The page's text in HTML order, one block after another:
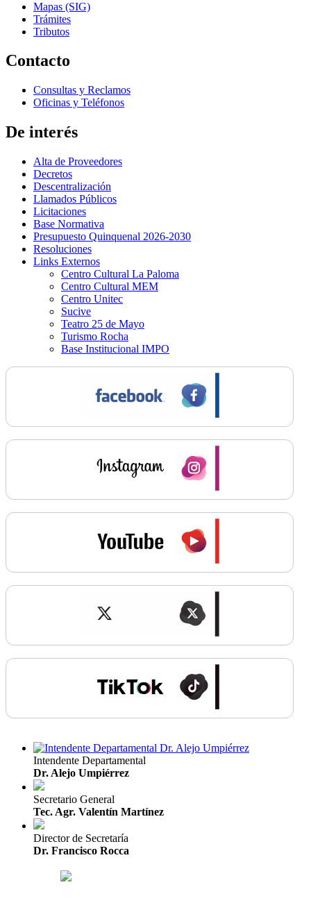
Mapas (SIG)
Trámites
Tributos
Contacto
Consultas y Reclamos
Oficinas y Teléfonos
De interés
Alta de Proveedores
Decretos
Descentralización
Llamados Públicos
Licitaciones
Base Normativa
Presupuesto Quinquenal 2026-2030
Resoluciones
Links Externos
Centro Cultural La Paloma
Centro Cultural MEM
Centro Unitec
Sucive
Teatro 25 de Mayo
Turismo Rocha
Base Institucional IMPO
Intendente Departamental
Dr. Alejo Umpiérrez
Secretario General
Tec. Agr. Valentín Martínez
Director de Secretaría
Dr. Francisco Rocca